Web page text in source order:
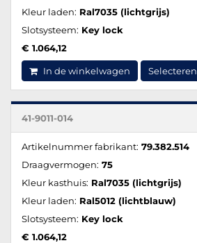
Kleur laden: Ral7035 (lichtgrijs)
Slotsysteem: Key lock
€ 1.064,12
In de winkelwagen Selecteren
41-9011-014
Artikelnummer fabrikant: 79.382.514
Draagvermogen: 75
Kleur kasthuis: Ral7035 (lichtgrijs)
Kleur laden: Ral5012 (lichtblauw)
Slotsysteem: Key lock
€ 1.064,12